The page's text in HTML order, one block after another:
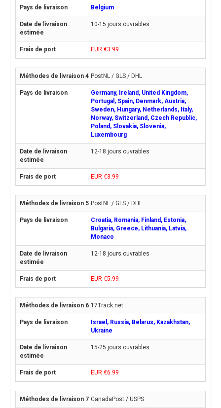
Belgium
10-15 jours ouvrables
EUR €3.99
PostNL / GLS / DHL
Germany, Ireland, United Kingdom,
Portugal, Spain, Denmark, Austria,
Sweden, Hungary, Netherlands, Italy,
Norway, Switzerland, Czech Republic,
Poland, Slovakia, Slovenia,
Luxembourg
12-18 jours ouvrables
EUR €3.99
PostNL / GLS / DHL
Croatia, Romania, Finland, Estonia,
Bulgaria, Greece, Lithuania, Latvia,
Monaco
12-18 jours ouvrables
EUR €5.99
17Track.net
Israel, Russia, Belarus, Kazakhstan,
Ukraine
15-25 jours ouvrables
EUR €6.99
CanadaPost / USPS